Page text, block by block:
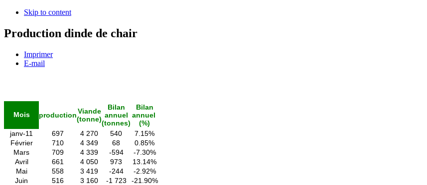
Skip to content
Production dinde de chair
Imprimer
E-mail
Mois productionViande
(tonne)
Bilan
annuel
(tonnes)
Bilan
annuel
(%)
janv-11
697 4 270 540
7.15%
Février
710 4 349 68
0.85%
Mars
709 4 339 -594
-7.30%
Avril
661 4 050 973
13.14%
Mai
558 3 419 -244
-2.92%
Juin
516 3 160 -1 723
-21.90%